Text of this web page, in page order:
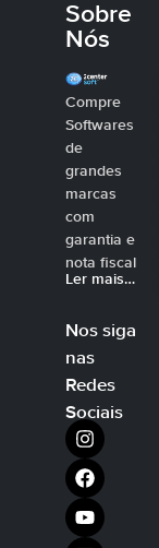
Sobre
Nós
Compre
Softwares
de
grandes
marcas
com
garantia e
nota fiscal
Ler mais…
Nos siga
nas
Redes
Sociais